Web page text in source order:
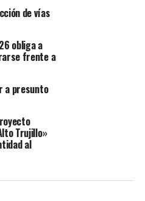
al correo:
o pedir mayor
de la sastrería,
/ Instagram:
de vías
obliga a
frente a
a presunto
Trujillo»
al